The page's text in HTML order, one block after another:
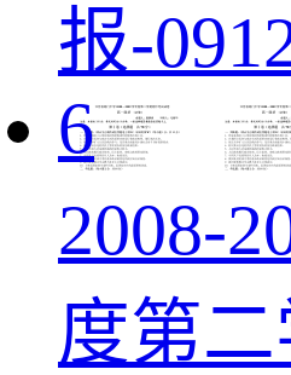
报-
6
2008-
度第